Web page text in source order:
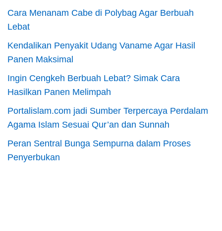
Cara Menanam Cabe di Polybag Agar Berbuah
Lebat
Kendalikan Penyakit Udang Vaname Agar Hasil
Panen Maksimal
Ingin Cengkeh Berbuah Lebat? Simak Cara
Hasilkan Panen Melimpah
Portalislam.com jadi Sumber Terpercaya Perdalam
Agama Islam Sesuai Qur’an dan Sunnah
Peran Sentral Bunga Sempurna dalam Proses
Penyerbukan